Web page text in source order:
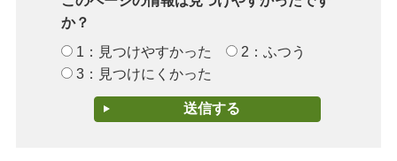
か？
1：見つけやすかった
2：ふつう
3：見つけにくかった